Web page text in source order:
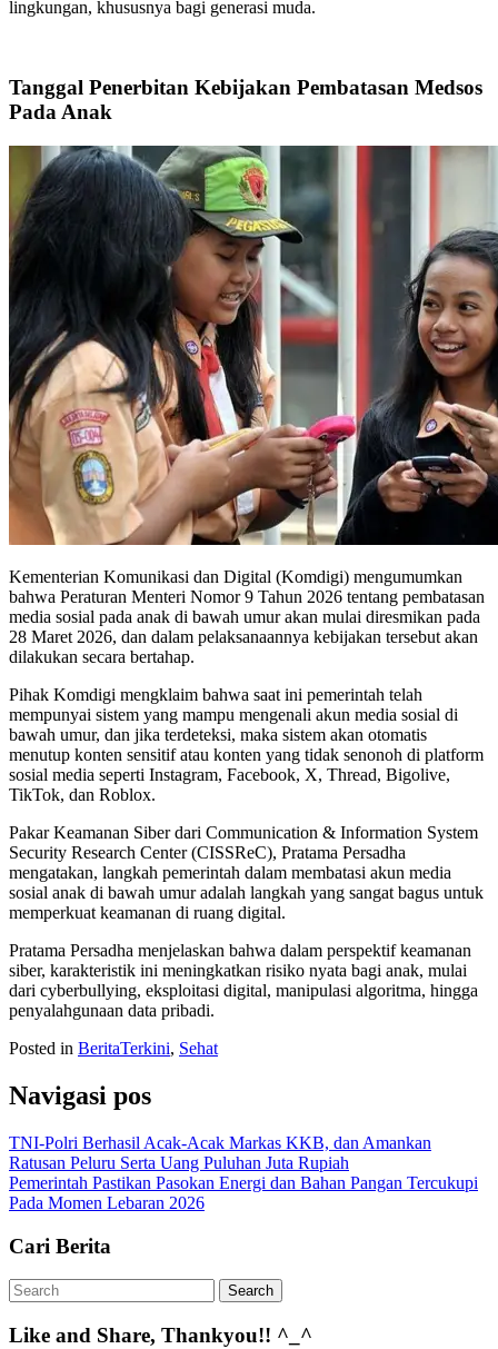
lingkungan, khususnya bagi generasi muda.
Tanggal Penerbitan Kebijakan Pembatasan Medsos
Pada Anak
Kementerian Komunikasi dan Digital (Komdigi) mengumumkan
bahwa Peraturan Menteri Nomor 9 Tahun 2026 tentang pembatasan
media sosial pada anak di bawah umur akan mulai diresmikan pada
28 Maret 2026, dan dalam pelaksanaannya kebijakan tersebut akan
dilakukan secara bertahap.
Pihak Komdigi mengklaim bahwa saat ini pemerintah telah
mempunyai sistem yang mampu mengenali akun media sosial di
bawah umur, dan jika terdeteksi, maka sistem akan otomatis
menutup konten sensitif atau konten yang tidak senonoh di platform
sosial media seperti Instagram, Facebook, X, Thread, Bigolive,
TikTok, dan Roblox.
Pakar Keamanan Siber dari Communication & Information System
Security Research Center (CISSReC), Pratama Persadha
mengatakan, langkah pemerintah dalam membatasi akun media
sosial anak di bawah umur adalah langkah yang sangat bagus untuk
memperkuat keamanan di ruang digital.
Pratama Persadha menjelaskan bahwa dalam perspektif keamanan
siber, karakteristik ini meningkatkan risiko nyata bagi anak, mulai
dari cyberbullying, eksploitasi digital, manipulasi algoritma, hingga
penyalahgunaan data pribadi.
Posted in BeritaTerkini, Sehat
Navigasi pos
TNI-Polri Berhasil Acak-Acak Markas KKB, dan Amankan
Ratusan Peluru Serta Uang Puluhan Juta Rupiah
Pemerintah Pastikan Pasokan Energi dan Bahan Pangan Tercukupi
Pada Momen Lebaran 2026
Cari Berita
Like and Share, Thankyou!! ^_^